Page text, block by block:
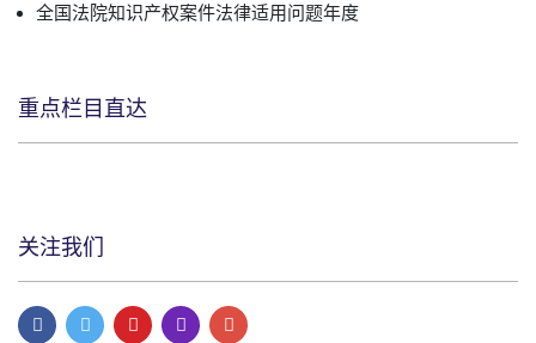
全国法院知识产权案件法律适用问题年度
重点栏目直达
关注我们